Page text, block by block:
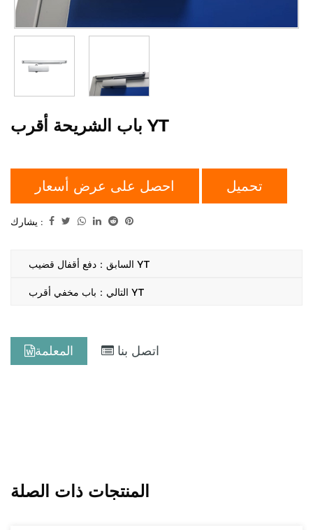
باب الشريحة أقرب YT
احصل على عرض أسعار تحميل
يشارك :
السابق：دفع أقفال قضيب YT
التالي：باب مخفي أقرب YT
المعلمة اتصل بنا
المنتجات ذات الصلة